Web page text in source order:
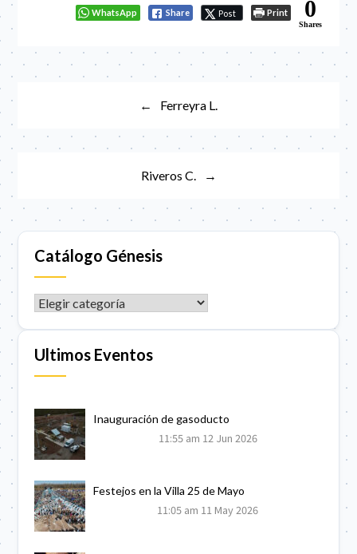
WhatsApp Share Post Print 0
Shares
Navegación
entradas
Ferreyra L.
Riveros C.
Catálogo Génesis
CATÁLOGO GÉNESIS
Ultimos Eventos
Inauguración de gasoducto
11:55 am 12 Jun 2026
Festejos en la Villa 25 de Mayo
11:05 am 11 May 2026